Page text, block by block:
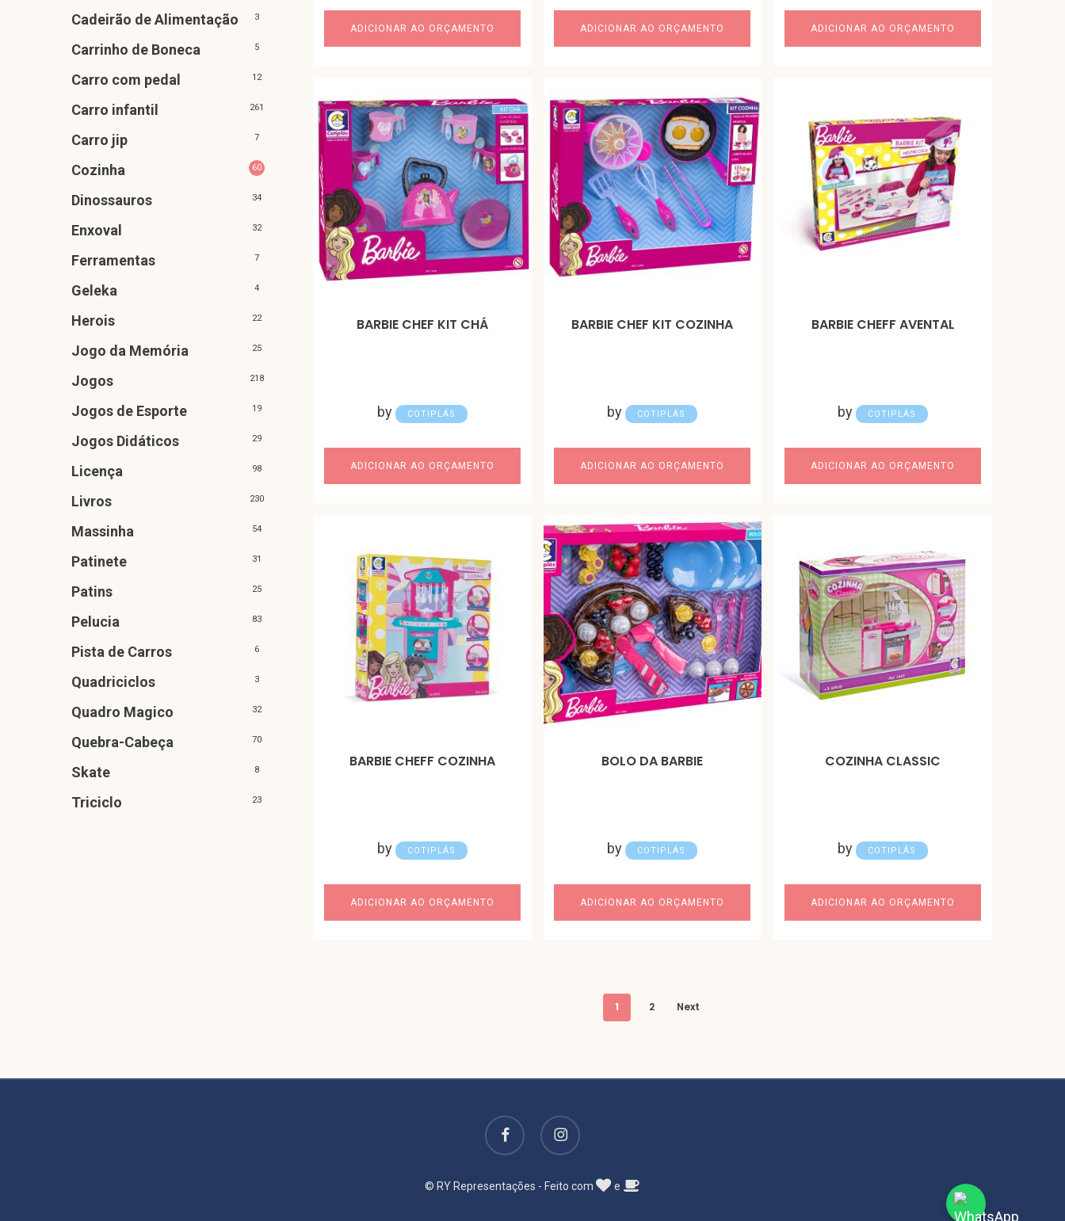
Cadeirão de Alimentação 3
Carrinho de Boneca 5
Carro com pedal 12
Carro infantil 261
Carro jip 7
Cozinha 60
Dinossauros 34
Enxoval 32
Ferramentas 7
Geleka 4
Herois 22
Jogo da Memória 25
Jogos 218
Jogos de Esporte 19
Jogos Didáticos 29
Licença 98
Livros 230
Massinha 54
Patinete 31
Patins 25
Pelucia 83
Pista de Carros 6
Quadriciclos 3
Quadro Magico 32
Quebra-Cabeça 70
Skate 8
Triciclo 23
ADICIONAR AO ORÇAMENTO ADICIONAR AO ORÇAMENTO ADICIONAR AO ORÇAMENTO
BARBIE CHEF KIT CHÁ
by COTIPLÁS
ADICIONAR AO ORÇAMENTO
BARBIE CHEF KIT COZINHA
by COTIPLÁS
ADICIONAR AO ORÇAMENTO
BARBIE CHEFF AVENTAL
by COTIPLÁS
ADICIONAR AO ORÇAMENTO
BARBIE CHEFF COZINHA
by COTIPLÁS
ADICIONAR AO ORÇAMENTO
BOLO DA BARBIE
by COTIPLÁS
ADICIONAR AO ORÇAMENTO
COZINHA CLASSIC
by COTIPLÁS
ADICIONAR AO ORÇAMENTO
1 2 Next
facebook instagram
© RY Representações - Feito com e